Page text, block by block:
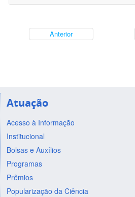
Anterior
Atuação
Acesso à Informação
Institucional
Bolsas e Auxílios
Programas
Prêmios
Popularização da Ciência